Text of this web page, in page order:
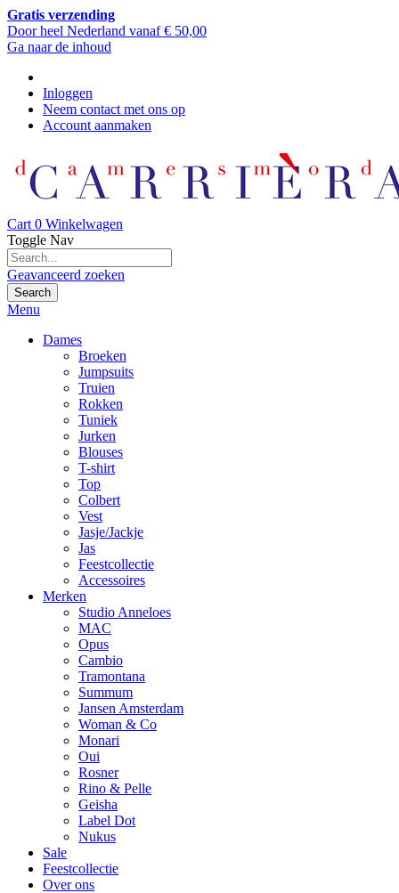
Gratis verzending
Door heel Nederland vanaf € 50,00
Ga naar de inhoud
Inloggen
Neem contact met ons op
Account aanmaken
Cart 0 Winkelwagen
Toggle Nav
Geavanceerd zoeken
Search
Menu
Dames
Broeken
Jumpsuits
Truien
Rokken
Tuniek
Jurken
Blouses
T-shirt
Top
Colbert
Vest
Jasje/Jackje
Jas
Feestcollectie
Accessoires
Merken
Studio Anneloes
MAC
Opus
Cambio
Tramontana
Summum
Jansen Amsterdam
Woman & Co
Monari
Oui
Rosner
Rino & Pelle
Geisha
Label Dot
Nukus
Sale
Feestcollectie
Over ons